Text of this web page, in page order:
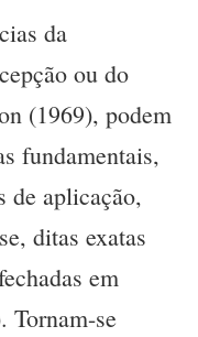
da
ou do
(1969), podem
fundamentais,
de aplicação,
ditas exatas
em
Tornam-se